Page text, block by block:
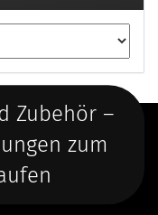
Zubehör –
zum